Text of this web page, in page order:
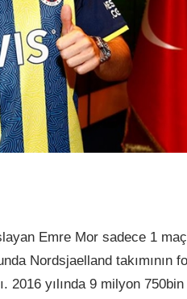
Emre Mor sadece 1
Nordsjaelland takımının
2016 yılında 9 milyon